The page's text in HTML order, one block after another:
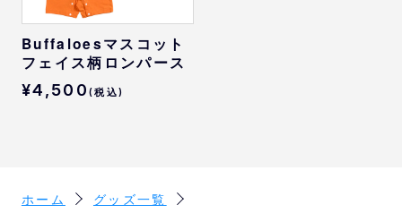
Buffaloesマスコット
フェイス柄ロンパース
¥4,500 (税込)
ホーム
グッズ一覧